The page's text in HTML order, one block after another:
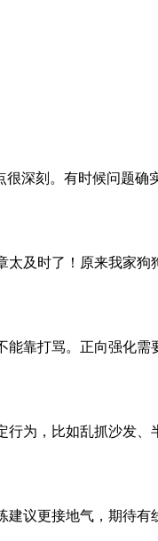
很深刻。有时候问题确
及时了！原来我家
靠打骂。正向强化需
为，比如乱抓沙发、
议更接地气，期待有